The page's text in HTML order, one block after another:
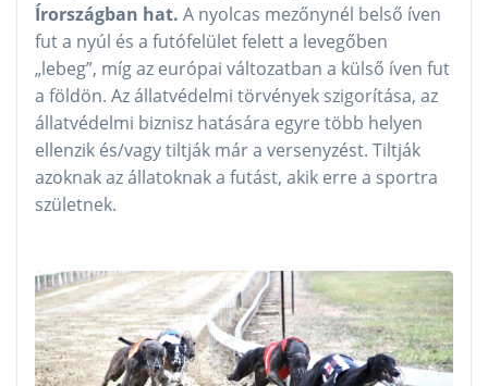
Írországban hat. A nyolcas mezőnynél belső íven
fut a nyúl és a futófelület felett a levegőben
„lebeg”, míg az európai változatban a külső íven fut
a földön. Az állatvédelmi törvények szigorítása, az
állatvédelmi biznisz hatására egyre több helyen
ellenzik és/vagy tiltják már a versenyzést. Tiltják
azoknak az állatoknak a futást, akik erre a sportra
születnek.